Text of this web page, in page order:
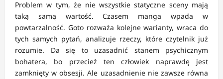
Problem w tym, że nie wszystkie statyczne sceny mają
taką samą wartość. Czasem manga wpada w
powtarzalność. Goto rozważa kolejne warianty, wraca do
tych samych pytań, analizuje rzeczy, które czytelnik już
rozumie. Da się to uzasadnić stanem psychicznym
bohatera, bo przecież ten człowiek naprawdę jest
zamknięty w obsesji. Ale uzasadnienie nie zawsze równa